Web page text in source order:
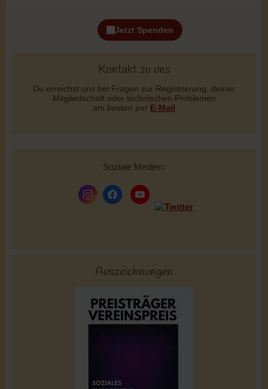
Kontakt zu uns
Du erreichst uns bei Fragen zur Registrierung, deiner
Mitgliedschaft oder technischen Problemen
am besten per E-Mail
Soziale Medien:
Auszeichnungen